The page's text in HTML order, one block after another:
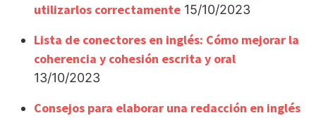
utilizarlos correctamente 15/10/2023
Lista de conectores en inglés: Cómo mejorar la
coherencia y cohesión escrita y oral
13/10/2023
Consejos para elaborar una redacción en inglés